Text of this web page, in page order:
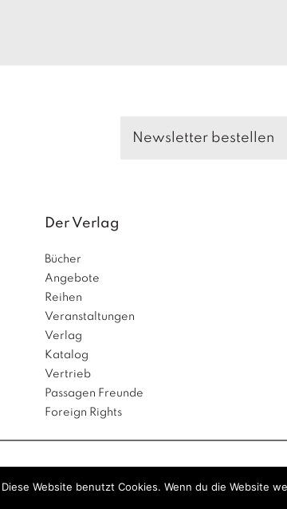
Der Verlag
Bücher
Angebote
Reihen
Veranstaltungen
Verlag
Katalog
Vertrieb
Passagen Freunde
Foreign Rights
Diese Website benutzt Cookies. Wenn du die Website